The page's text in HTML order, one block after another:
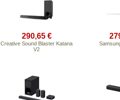
290,65 €
Creative Sound Blaster Katana
V2